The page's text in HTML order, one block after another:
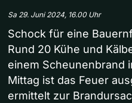
Sa 29. Juni 2024, 16.00 Uhr
Schock für eine
Rund 20 Kühe und
einem Scheunenbrand
Mittag ist das Feuer
ermittelt zur